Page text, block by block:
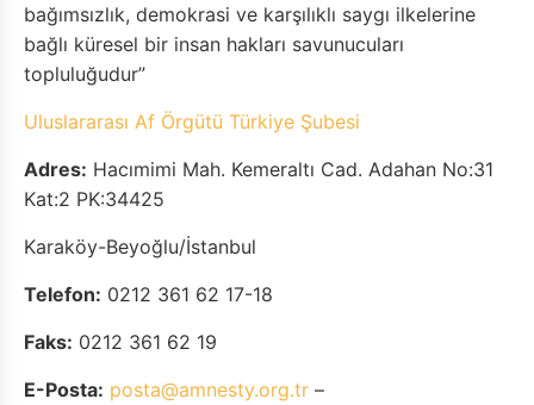
bağımsızlık, demokrasi ve karşılıklı saygı ilkelerine
bağlı küresel bir insan hakları savunucuları
topluluğudur”
Uluslararası Af Örgütü Türkiye Şubesi
Adres: Hacımimi Mah. Kemeraltı Cad. Adahan No:31
Kat:2 PK:34425
Karaköy-Beyoğlu/İstanbul
Telefon: 0212 361 62 17-18
Faks: 0212 361 62 19
E-Posta: posta@amnesty.org.tr –